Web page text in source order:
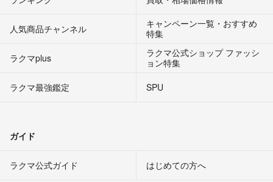
人気商品チャンネル
キャンペーン一覧・おすすめ
特集
ラクマplus
ラクマ公式ショップ ファッシ
ョン特集
ラクマ最強鑑定
SPU
ガイド
ラクマ公式ガイド はじめての方へ